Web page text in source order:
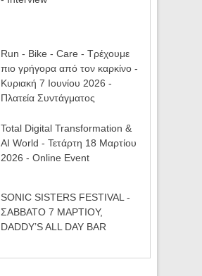
Run - Bike - Care - Τρέχουμε
πιο γρήγορα από τον καρκίνο -
Κυριακή 7 Ιουνίου 2026 -
Πλατεία Συντάγματος
Total Digital Transformation &
AI World - Τετάρτη 18 Μαρτίου
2026 - Online Event
SONIC SISTERS FESTIVAL -
ΣΑΒΒΑΤΟ 7 ΜΑΡΤΙΟΥ,
DADDY’S ALL DAY BAR